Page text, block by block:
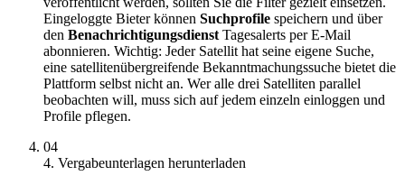
Eingeloggte Bieter können Suchprofile speichern und über
den Benachrichtigungsdienst Tagesalerts per E-Mail
abonnieren. Wichtig: Jeder Satellit hat seine eigene Suche,
eine satellitenübergreifende Bekanntmachungssuche bietet die
Plattform selbst nicht an. Wer alle drei Satelliten parallel
beobachten will, muss sich auf jedem einzeln einloggen und
Profile pflegen.
04
4. Vergabeunterlagen herunterladen